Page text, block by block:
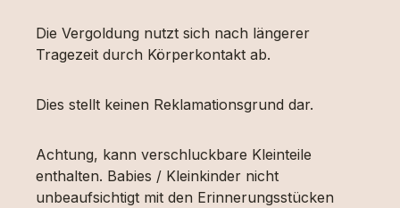
Die Vergoldung nutzt sich nach längerer
Tragezeit durch Körperkontakt ab.
Dies stellt keinen Reklamationsgrund dar.
Achtung, kann verschluckbare Kleinteile
enthalten. Babies / Kleinkinder nicht
unbeaufsichtigt mit den Erinnerungsstücken